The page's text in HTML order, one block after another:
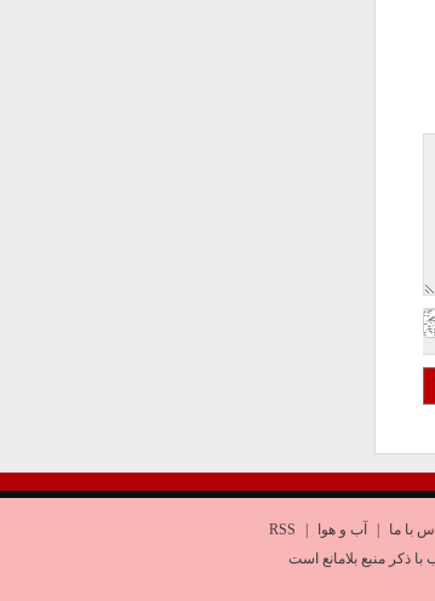
با ما | آب و هوا |
RSS
ذکر منبع بلامانع است